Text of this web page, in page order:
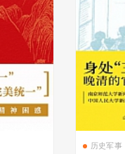
历史军事